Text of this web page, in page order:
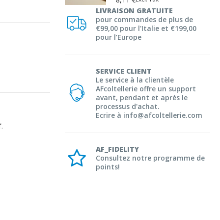
LIVRAISON GRATUITE
pour commandes de plus de
€99,00 pour l'Italie et €199,00
pour l’Europe
SERVICE CLIENT
Le service à la clientèle
AFcoltellerie offre un support
avant, pendant et après le
processus d'achat.
Ecrire à info@afcoltellerie.com
AF_FIDELITY
Consultez notre programme de
points!